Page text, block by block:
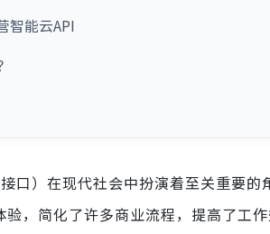
智能云API
接口）在现代社会中扮演着至关重要
，简化了许多商业流程，提高了工作